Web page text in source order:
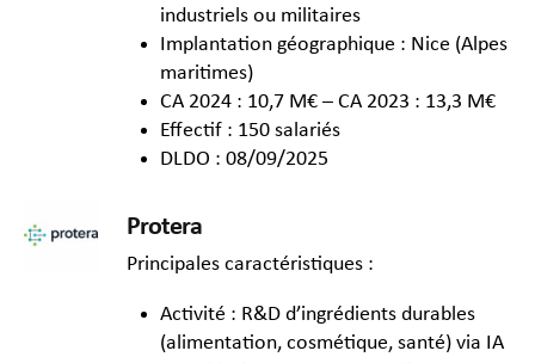
industriels ou militaires
Implantation géographique : Nice (Alpes
maritimes)
CA 2024 : 10,7 M€ – CA 2023 : 13,3 M€
Effectif : 150 salariés
DLDO : 08/09/2025
Protera
Principales caractéristiques :
Activité : R&D d’ingrédients durables
(alimentation, cosmétique, santé) via IA